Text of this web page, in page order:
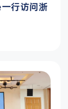
行访问浙